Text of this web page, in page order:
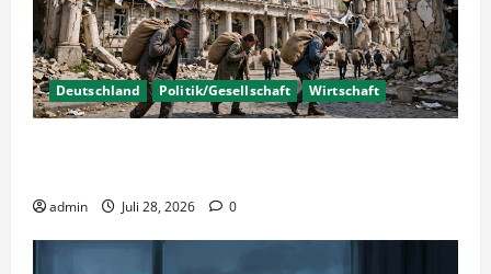
Deutschland Politik/Gesellschaft Wirtschaft
admin Juli 28, 2026 0